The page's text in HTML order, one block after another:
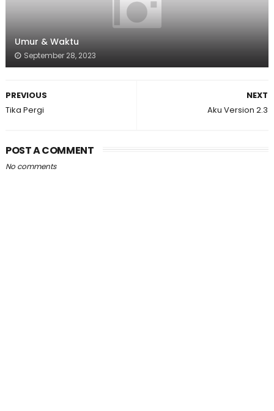
Umur & Waktu
September 28, 2023
NEXT
Aku Version 2.3
PREVIOUS
Tika Pergi
POST A COMMENT
No comments